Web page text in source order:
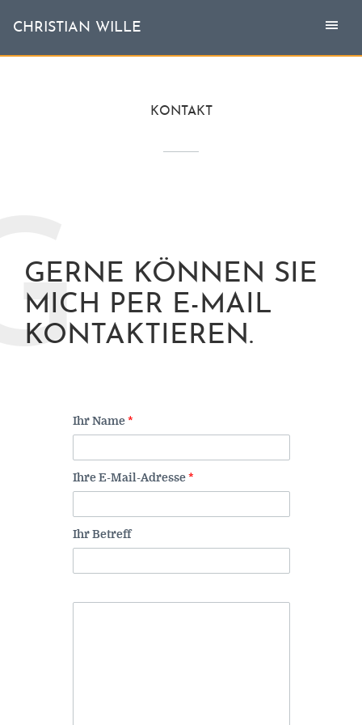
CHRISTIAN WILLE
Toggle
Aktuell
Themen
Vita
ORCID 0000-0002-5402-3860
Professor für Kulturwissenschaftliche
Grenzforschung an der Universität
Leiter des Interdisziplinären
CHRISTIAN WILLE
KONTAKT
GERNE KÖNNEN SIE
MICH PER E-MAIL
KONTAKTIEREN.
Ihr Name *
Ihre E-Mail-Adresse *
Ihr Betreff